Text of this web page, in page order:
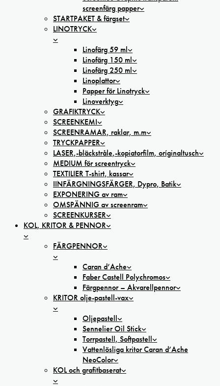
screenfärg papper
STARTPAKET & färgset
LINOTRYCK
Linofärg 59 ml
Linofärg 150 ml
Linofärg 250 ml
Linoplattor
Papper för Linotryck
Linoverktyg
GRAFIKTRYCK
SCREENKEMI
SCREENRAMAR, raklar, m.m
TRYCKPAPPER
LASER,-bläckstråle,-kopiatorfilm, oríginaltusch
MEDIUM för screentryck
TEXTILIER T-shirt, kassar
IINFÄRGNINGSFÄRGER, Dypro, Batik
EXPONERING av ram
OMSPÄNNIG av screenram
SCREENKURSER
KOL, KRITOR & PENNOR
FÄRGPENNOR
Caran d’Ache
Faber Castell Polychromos
Färgpennor – Akvarellpennor
KRITOR olje-pastell-vax
Oljepastell
Sennelier Oil Stick
Torrpastell, Softpastell
Vattenlösliga kritor Caran d’Ache
NeoColor
KOL och grafitbaserat